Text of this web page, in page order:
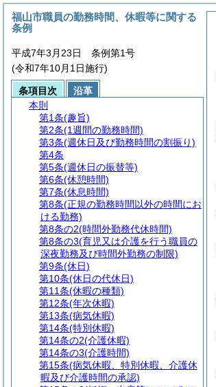
福山市職員の勤務時間、休暇等に関する
条例
平成7年3月23日 条例第1号
(令和7年10月1日施行)
条項目次
沿革
本則
第1条(趣旨)
第2条(1週間の勤務時間)
第3条(週休日及び勤務時間の割振り)
第4条
第5条(週休日の振替等)
第6条(休憩時間)
第7条(休息時間)
第8条(正規の勤務時間以外の時間にお
ける勤務)
第8条の2(時間外勤務代休時間)
第8条の3(育児又は介護を行う職員の
深夜勤務及び時間外勤務の制限)
第9条(休日)
第10条(休日の代休日)
第11条(休暇の種類)
第12条(年次休暇)
第13条(病気休暇)
第14条(特別休暇)
第14条の2(介護休暇)
第14条の3(介護時間)
第15条(病気休暇、特別休暇、介護休
暇及び介護時間の承認)